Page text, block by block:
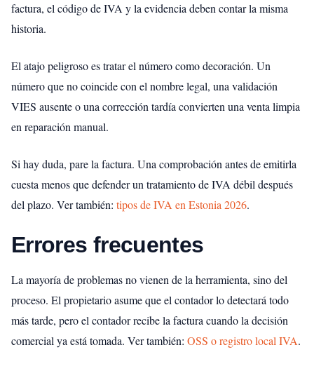
factura, el código de IVA y la evidencia deben contar la misma
historia.
El atajo peligroso es tratar el número como decoración. Un
número que no coincide con el nombre legal, una validación
VIES ausente o una corrección tardía convierten una venta limpia
en reparación manual.
Si hay duda, pare la factura. Una comprobación antes de emitirla
cuesta menos que defender un tratamiento de IVA débil después
del plazo. Ver también: tipos de IVA en Estonia 2026.
Errores frecuentes
La mayoría de problemas no vienen de la herramienta, sino del
proceso. El propietario asume que el contador lo detectará todo
más tarde, pero el contador recibe la factura cuando la decisión
comercial ya está tomada. Ver también: OSS o registro local IVA.